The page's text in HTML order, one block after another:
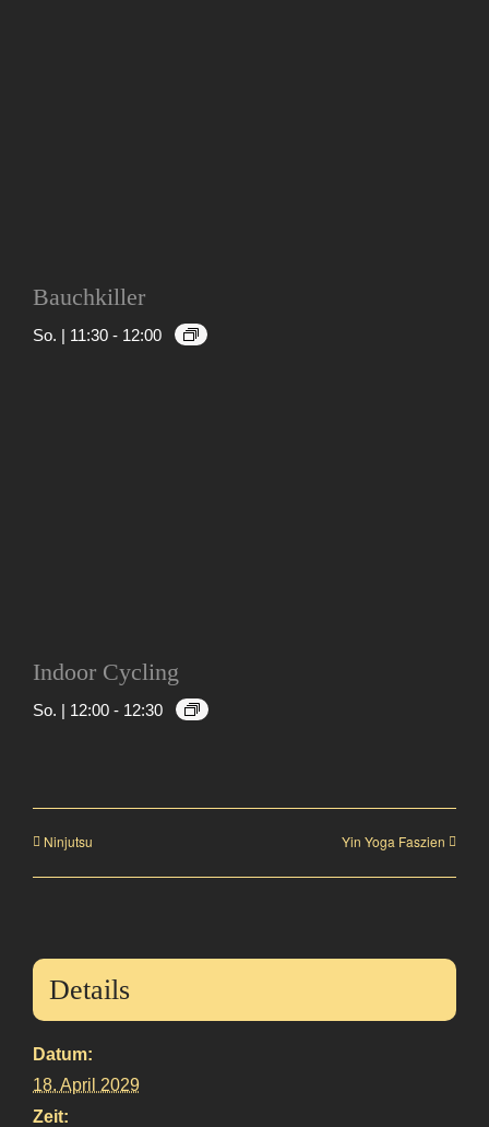
Bauchkiller
So. | 11:30 - 12:00
Indoor Cycling
So. | 12:00 - 12:30
Ninjutsu Yin Yoga Faszien
Details
Datum:
18. April 2029
Zeit: